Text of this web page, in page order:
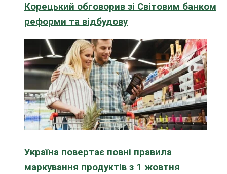
Корецький обговорив зі Світовим банком
реформи та відбудову
Україна повертає повні правила
маркування продуктів з 1 жовтня